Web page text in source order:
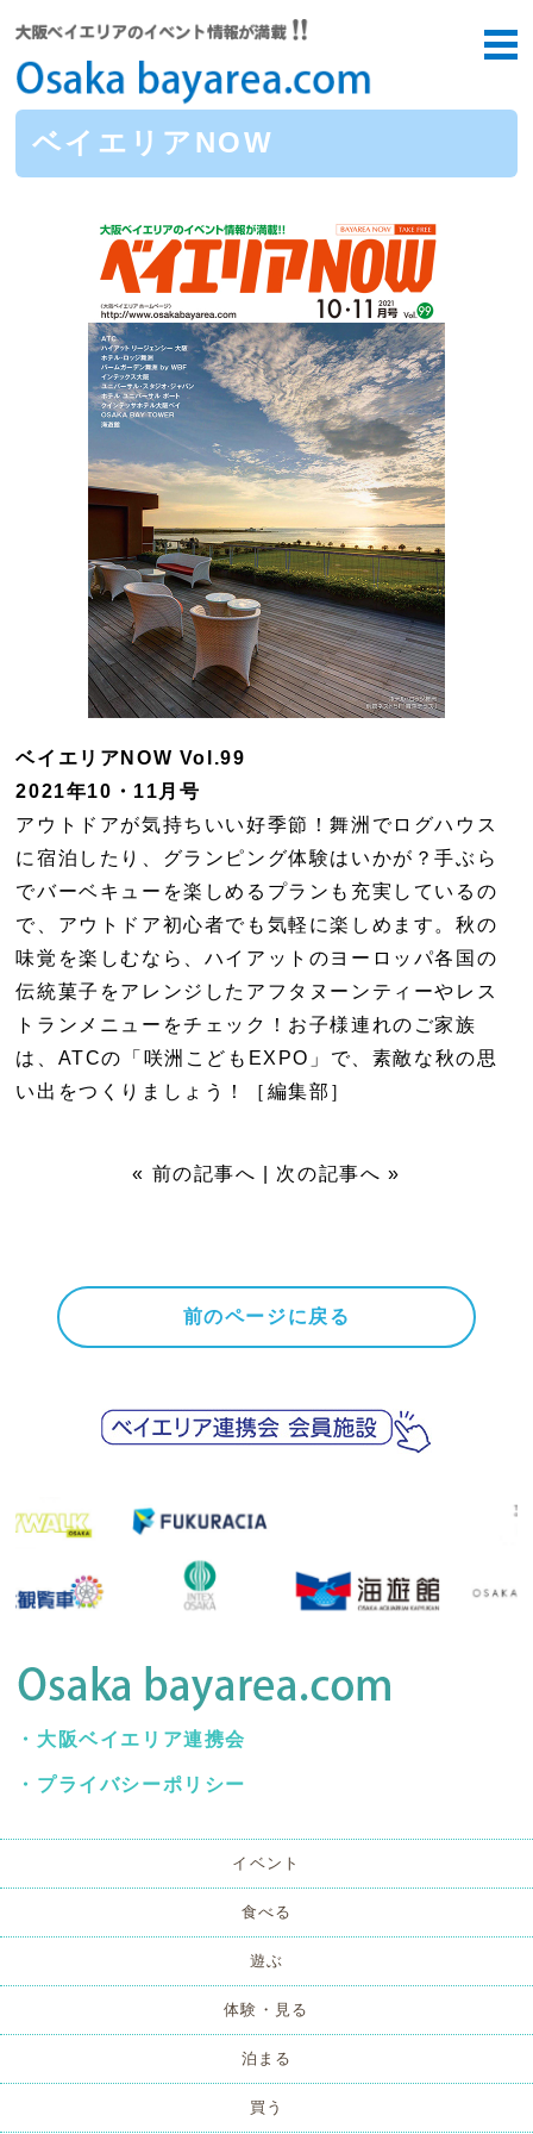
ベイエリアNOW
ベイエリアNOW Vol.99
2021年10・11月号
アウトドアが気持ちいい好季節！舞洲でログハウス
に宿泊したり、グランピング体験はいかが？手ぶら
でバーベキューを楽しめるプランも充実しているの
で、アウトドア初心者でも気軽に楽しめます。秋の
味覚を楽しむなら、ハイアットのヨーロッパ各国の
伝統菓子をアレンジしたアフタヌーンティーやレス
トランメニューをチェック！お子様連れのご家族
は、ATCの「咲洲こどもEXPO」で、素敵な秋の思
い出をつくりましょう！［編集部］
« 前の記事へ 次の記事へ »
前のページに戻る
・ 大阪ベイエリア連携会
・ プライバシーポリシー
イベント
食べる
遊ぶ
体験・見る
泊まる
買う